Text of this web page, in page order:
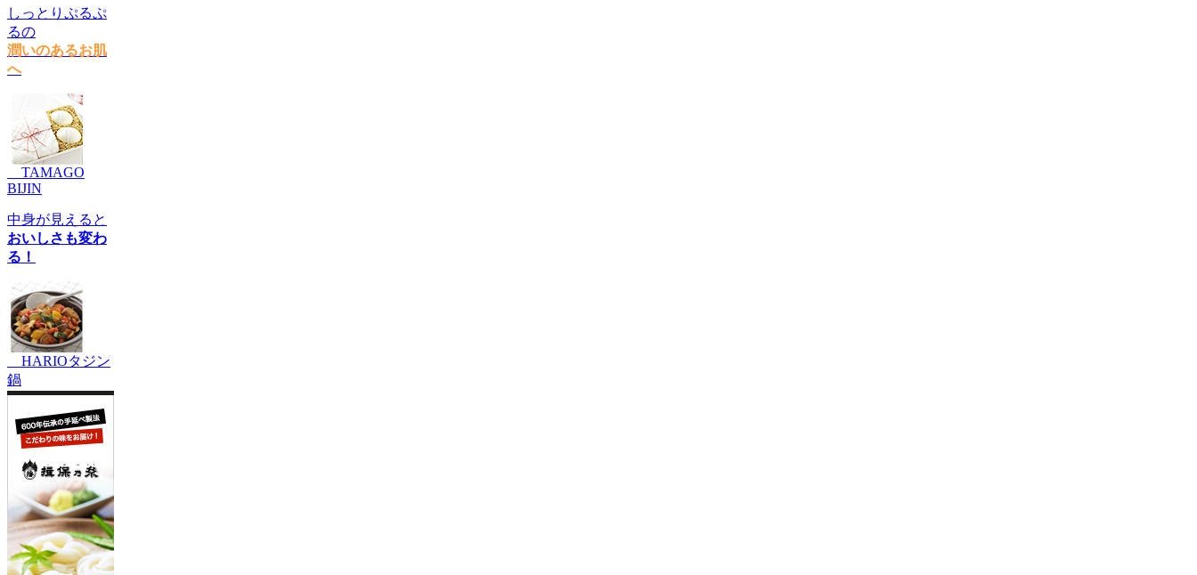
しっとりぷるぷ
るの
潤いのあるお肌
へ
TAMAGO
BIJIN
中身が見えると
おいしさも変わ
る！
HARIOタジン
鍋